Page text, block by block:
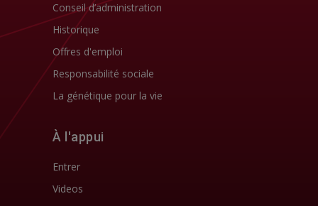
Conseil d’administration
Historique
Offres d'emploi
Responsabilité sociale
La génétique pour la vie
À l'appui
Entrer
Videos